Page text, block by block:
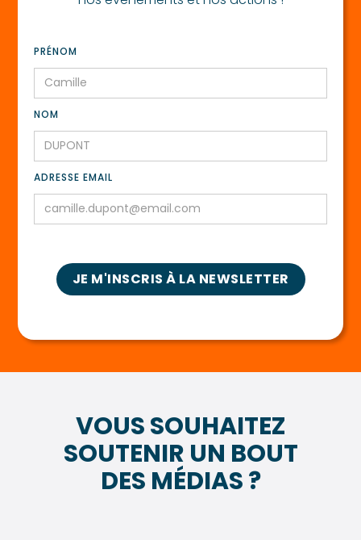
PRÉNOM
NOM
ADRESSE EMAIL
VOUS SOUHAITEZ
SOUTENIR UN BOUT
DES MÉDIAS ?